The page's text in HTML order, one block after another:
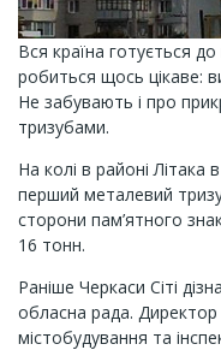
Вся країна готується
робиться щось цікаве:
Не забувають і про
тризубами.
На колі в районі
перший металевий
сторони пам’ятного
16 тонн.
Раніше Черкаси Сіті
обласна рада. Директор
містобудування та